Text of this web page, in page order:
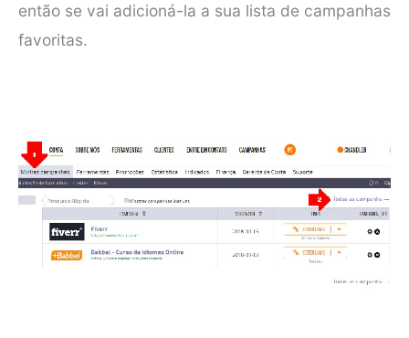
então se vai adicioná-la a sua lista de campanhas
favoritas.